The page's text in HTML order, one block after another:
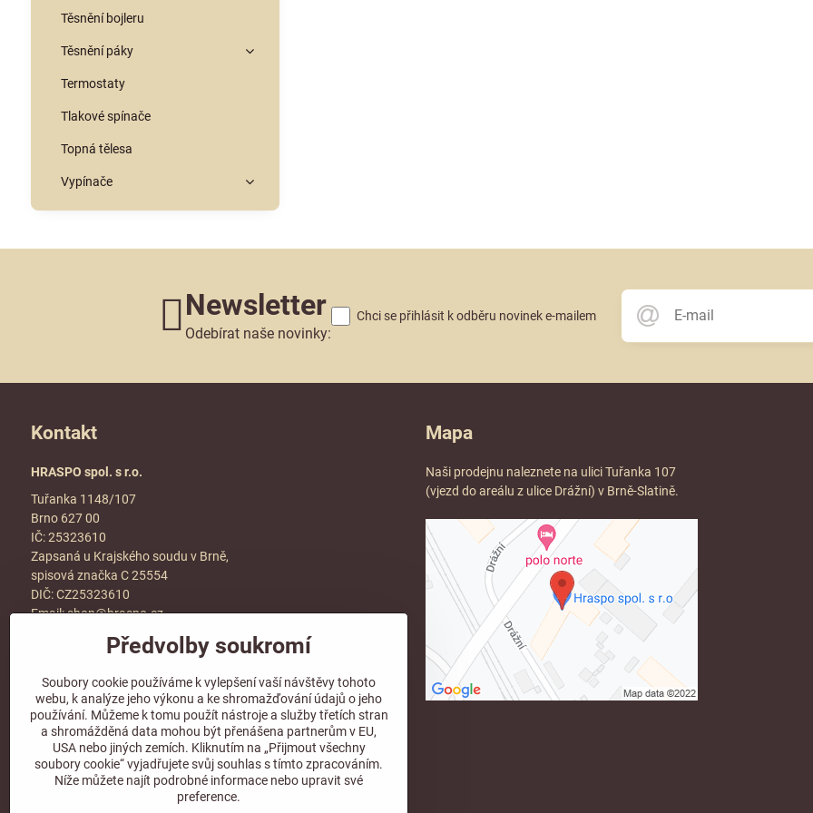
Těsnění bojleru
Těsnění páky
Termostaty
Tlakové spínače
Topná tělesa
Vypínače
Newsletter
Odebírat naše novinky:
Chci se přihlásit k odběru novinek e-mailem
Kontakt
HRASPO spol. s r.o.
Tuřanka 1148/107
Brno 627 00
IČ: 25323610
Zapsaná u Krajského soudu v Brně,
spisová značka C 25554
DIČ: CZ25323610
Email:shop@hraspo.cz
Obchodní podmínky
Více info v sekcikontakt
Sledujte naše sociální sítě!
Mapa
Naši prodejnu naleznete na ulici Tuřanka 107
(vjezd do areálu z ulice Drážní) v Brně-Slatině.
Předvolby soukromí
Soubory cookie používáme k vylepšení vaší návštěvy tohoto
webu, k analýze jeho výkonu a ke shromažďování údajů o jeho
používání. Můžeme k tomu použít nástroje a služby třetích stran
a shromážděná data mohou být přenášena partnerům v EU,
USA nebo jiných zemích. Kliknutím na „Přijmout všechny
soubory cookie“ vyjadřujete svůj souhlas s tímto zpracováním.
Níže můžete najít podrobné informace nebo upravit své
preference.